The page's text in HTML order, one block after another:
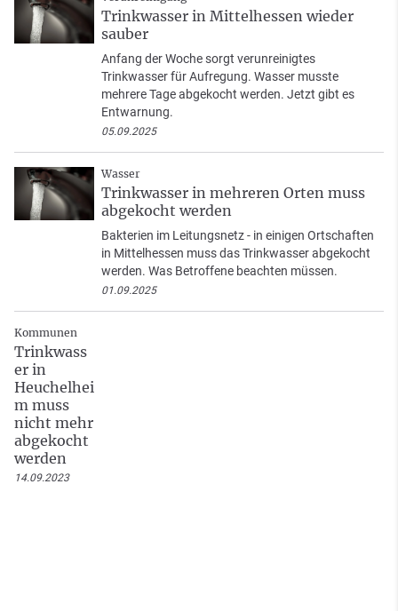
Trinkwasser in Mittelhessen wieder
sauber
Anfang der Woche sorgt verunreinigtes
Trinkwasser für Aufregung. Wasser musste
mehrere Tage abgekocht werden. Jetzt gibt es
Entwarnung.
05.09.2025
Wasser
Trinkwasser in mehreren Orten muss
abgekocht werden
Bakterien im Leitungsnetz - in einigen Ortschaften
in Mittelhessen muss das Trinkwasser abgekocht
werden. Was Betroffene beachten müssen.
01.09.2025
Kommunen
Trinkwass
er in
Heuchelhei
m muss
nicht mehr
abgekocht
werden
14.09.2023